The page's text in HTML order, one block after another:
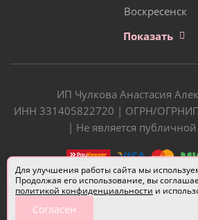
Воскресенск
Показать
ИП Чулкова Анастасия
ИНН 331405822720 | ОГРН/
| Не является
Разработчик сайта —
Для улучшения работы сайта мы
Продолжая его использование, вы
политикой конфиденциальности и
Согласен